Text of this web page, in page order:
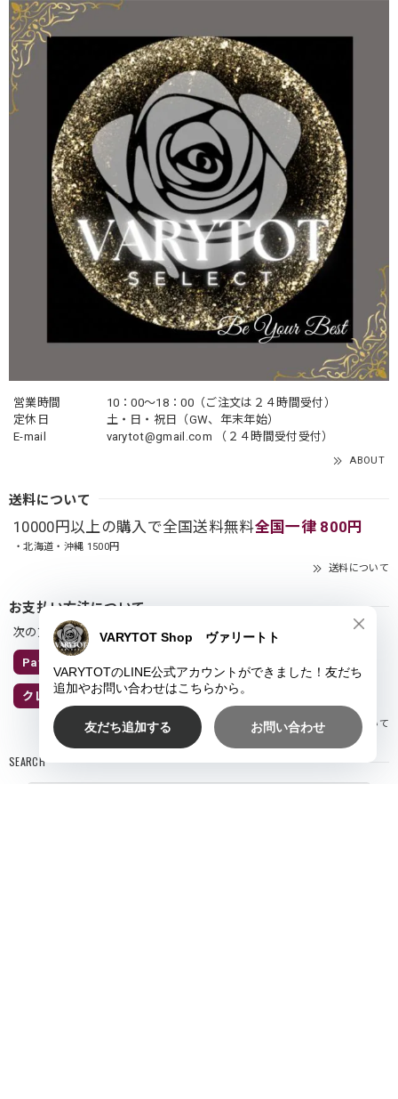
営業時間
10：00〜18：00（ご注文は２４時間受付）
定休日
土・日・祝日（GW、年末年始）
E-mail
varytot@gmail.com （２４時間受付受付）
ABOUT
送料について
10000円以上の購入で全国送料無料全国一律 800円
・北海道・沖縄 1500円
送料について
お支払い方法について
次の方法がご利用頂けます。
Pay ID 翌月あと払い Pay ID 3回あと払い
クレジットカード キャリア決済 Amazon Pay
お支払い方法について
SEARCH